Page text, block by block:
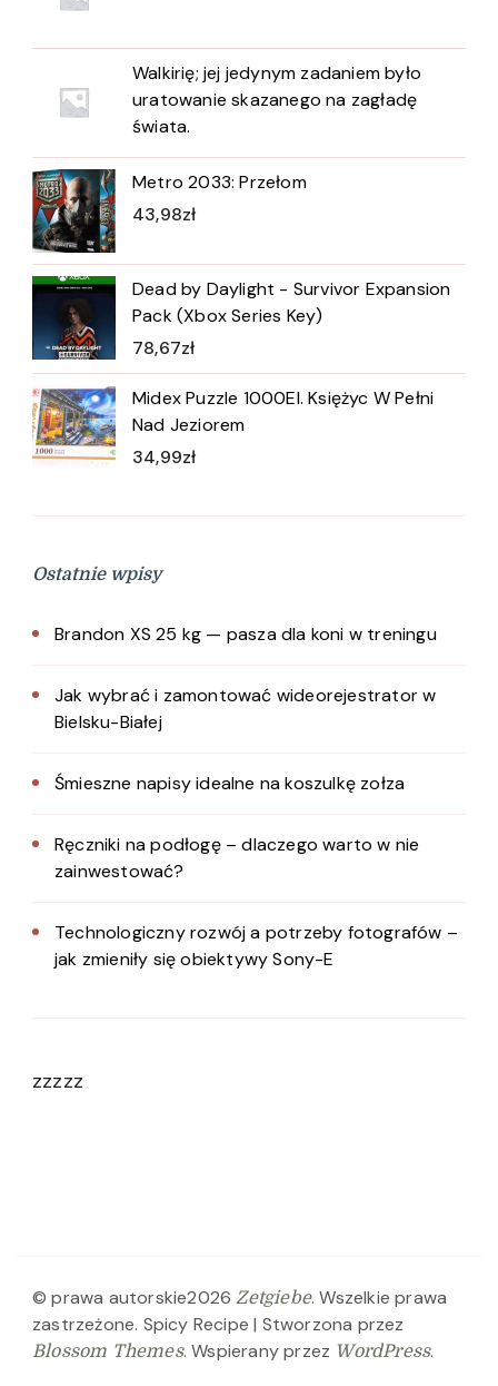
Walkirię; jej jedynym zadaniem było
uratowanie skazanego na zagładę
świata.
Metro 2033: Przełom
43,98zł
Dead by Daylight - Survivor Expansion
Pack (Xbox Series Key)
78,67zł
Midex Puzzle 1000El. Księżyc W Pełni
Nad Jeziorem
34,99zł
Ostatnie wpisy
Brandon XS 25 kg — pasza dla koni w treningu
Jak wybrać i zamontować wideorejestrator w
Bielsku-Białej
Śmieszne napisy idealne na koszulkę zołza
Ręczniki na podłogę – dlaczego warto w nie
zainwestować?
Technologiczny rozwój a potrzeby fotografów –
jak zmieniły się obiektywy Sony-E
zzzzz
© prawa autorskie2026Zetgiebe. Wszelkie prawa
zastrzeżone. Spicy Recipe | Stworzona przez
Blossom Themes. Wspierany przez WordPress.